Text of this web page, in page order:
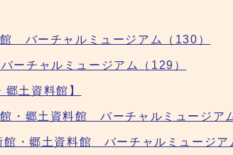
バーチャルミュージアム（130）
ーチャルミュージアム（129）
土資料館】
・郷土資料館 バーチャルミュージア
・郷土資料館 バーチャルミュージア